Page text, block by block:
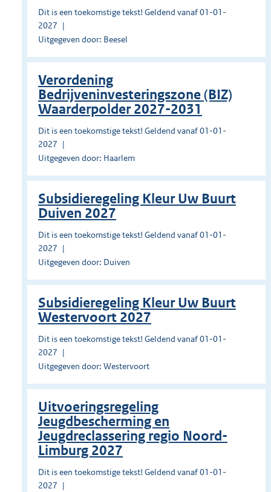
Dit is een toekomstige tekst! Geldend vanaf 01-01-
2027
Uitgegeven door: Beesel
Verordening
Bedrijveninvesteringszone (BIZ)
Waarderpolder 2027-2031
Dit is een toekomstige tekst! Geldend vanaf 01-01-
2027
Uitgegeven door: Haarlem
Subsidieregeling Kleur Uw Buurt
Duiven 2027
Dit is een toekomstige tekst! Geldend vanaf 01-01-
2027
Uitgegeven door: Duiven
Subsidieregeling Kleur Uw Buurt
Westervoort 2027
Dit is een toekomstige tekst! Geldend vanaf 01-01-
2027
Uitgegeven door: Westervoort
Uitvoeringsregeling
Jeugdbescherming en
Jeugdreclassering regio Noord-
Limburg 2027
Dit is een toekomstige tekst! Geldend vanaf 01-01-
2027